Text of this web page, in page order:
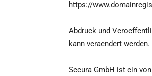
https://
Abdruck und
kann veraendert
Secura GmbH ist ein